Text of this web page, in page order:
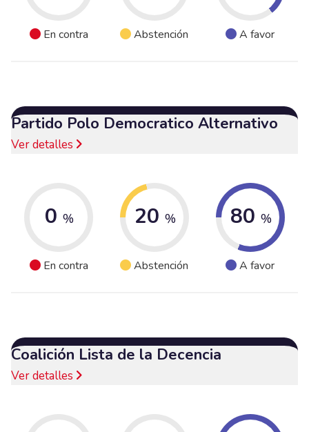
En contra Abstención A favor
Partido Polo Democratico Alternativo
Ver detalles
0 %
En contra
20 %
Abstención
80 %
A favor
Coalición Lista de la Decencia
Ver detalles